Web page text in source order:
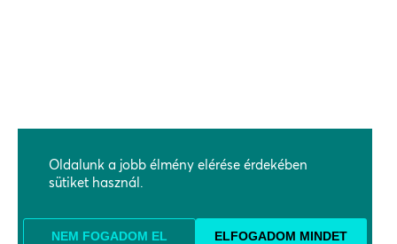
ADATKEZELÉSI ÉS ADATVÉDELMI TÁJÉKOZTATÓ
BEJELENTÉSI RENDSZEREK
TÁMOGATÓK
Oldalunk a jobb élmény elérése érdekében
sütiket használ.
NEM FOGADOM EL ELFOGADOM MINDET